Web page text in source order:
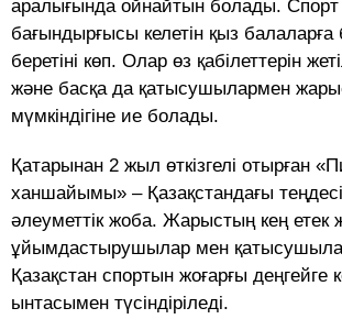
аралығында ойнайтын болады.
бағындырғысы келетін қыз
беретіні көп. Олар өз қабілеттерін
және басқа да қатысушылармен
мүмкіндігіне ие болады.
Қатарынан 2 жыл өткізгелі отырған
ханшайымы» – Қазақстандағы
әлеуметтік жоба. Жарыстың кең етек
ұйымдастырушылар мен
Қазақстан спортын жоғарғы деңгейге
ынтасымен түсіндіріледі.